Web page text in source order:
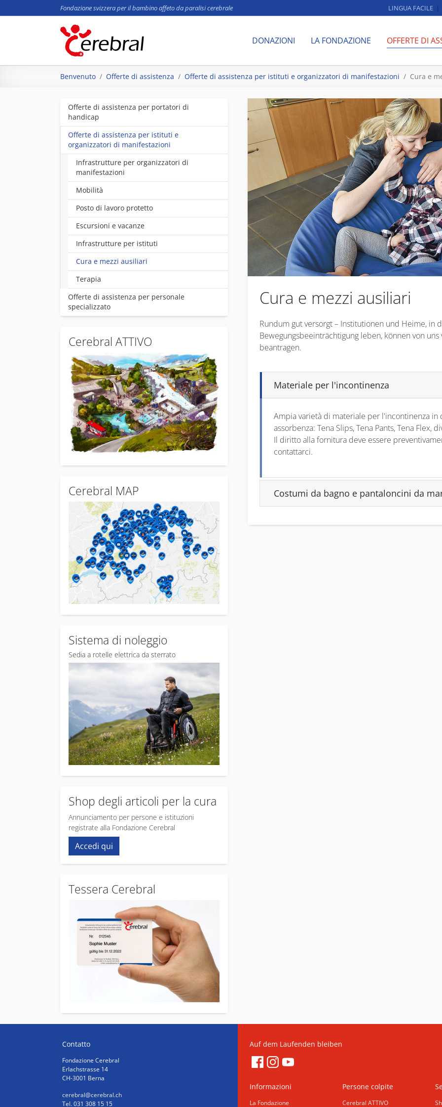
Fondazione svizzera per il bambino affeto da paralisi cerebrale LINGUA FACILE
DONAZIONI LA FONDAZIONE OFFERTE DI
Benvenuto Offerte di assistenza Offerte di assistenza per istituti e organizzatori di manifestazioni Cura e
Offerte di assistenza per portatori di
handicap
Offerte di assistenza per istituti e
organizzatori di manifestazioni
Infrastrutture per organizzatori di
manifestazioni
Mobilità
Posto di lavoro protetto
Escursioni e vacanze
Infrastrutture per istituti
Cura e mezzi ausiliari
Terapia
Offerte di assistenza per personale
specializzato
Cerebral ATTIVO
Cerebral MAP
Sistema di noleggio
Sedia a rotelle elettrica da sterrato
Shop degli articoli per la cura
Annunciamento per persone e istituzioni
registrate alla Fondazione Cerebral
Accedi qui
Tessera Cerebral
Cura e mezzi ausiliari
Rundum gut versorgt – Institutionen und Heime, in
Bewegungsbeeinträchtigung leben, können von
beantragen.
Materiale per l'incontinenza
Ampia varietà di materiale per l'incontinenza in
assorbenza: Tena Slips, Tena Pants, Tena Flex,
Il diritto alla fornitura deve essere
contattarci.
Costumi da bagno e pantaloncini da
Contatto
Fondazione Cerebral
Erlachstrasse 14
CH-3001 Berna
cerebral@cerebral.ch
Tel. 031 308 15 15
Auf dem Laufenden bleiben
Informazioni
La Fondazione
Persone colpite
Cerebral ATTIVO